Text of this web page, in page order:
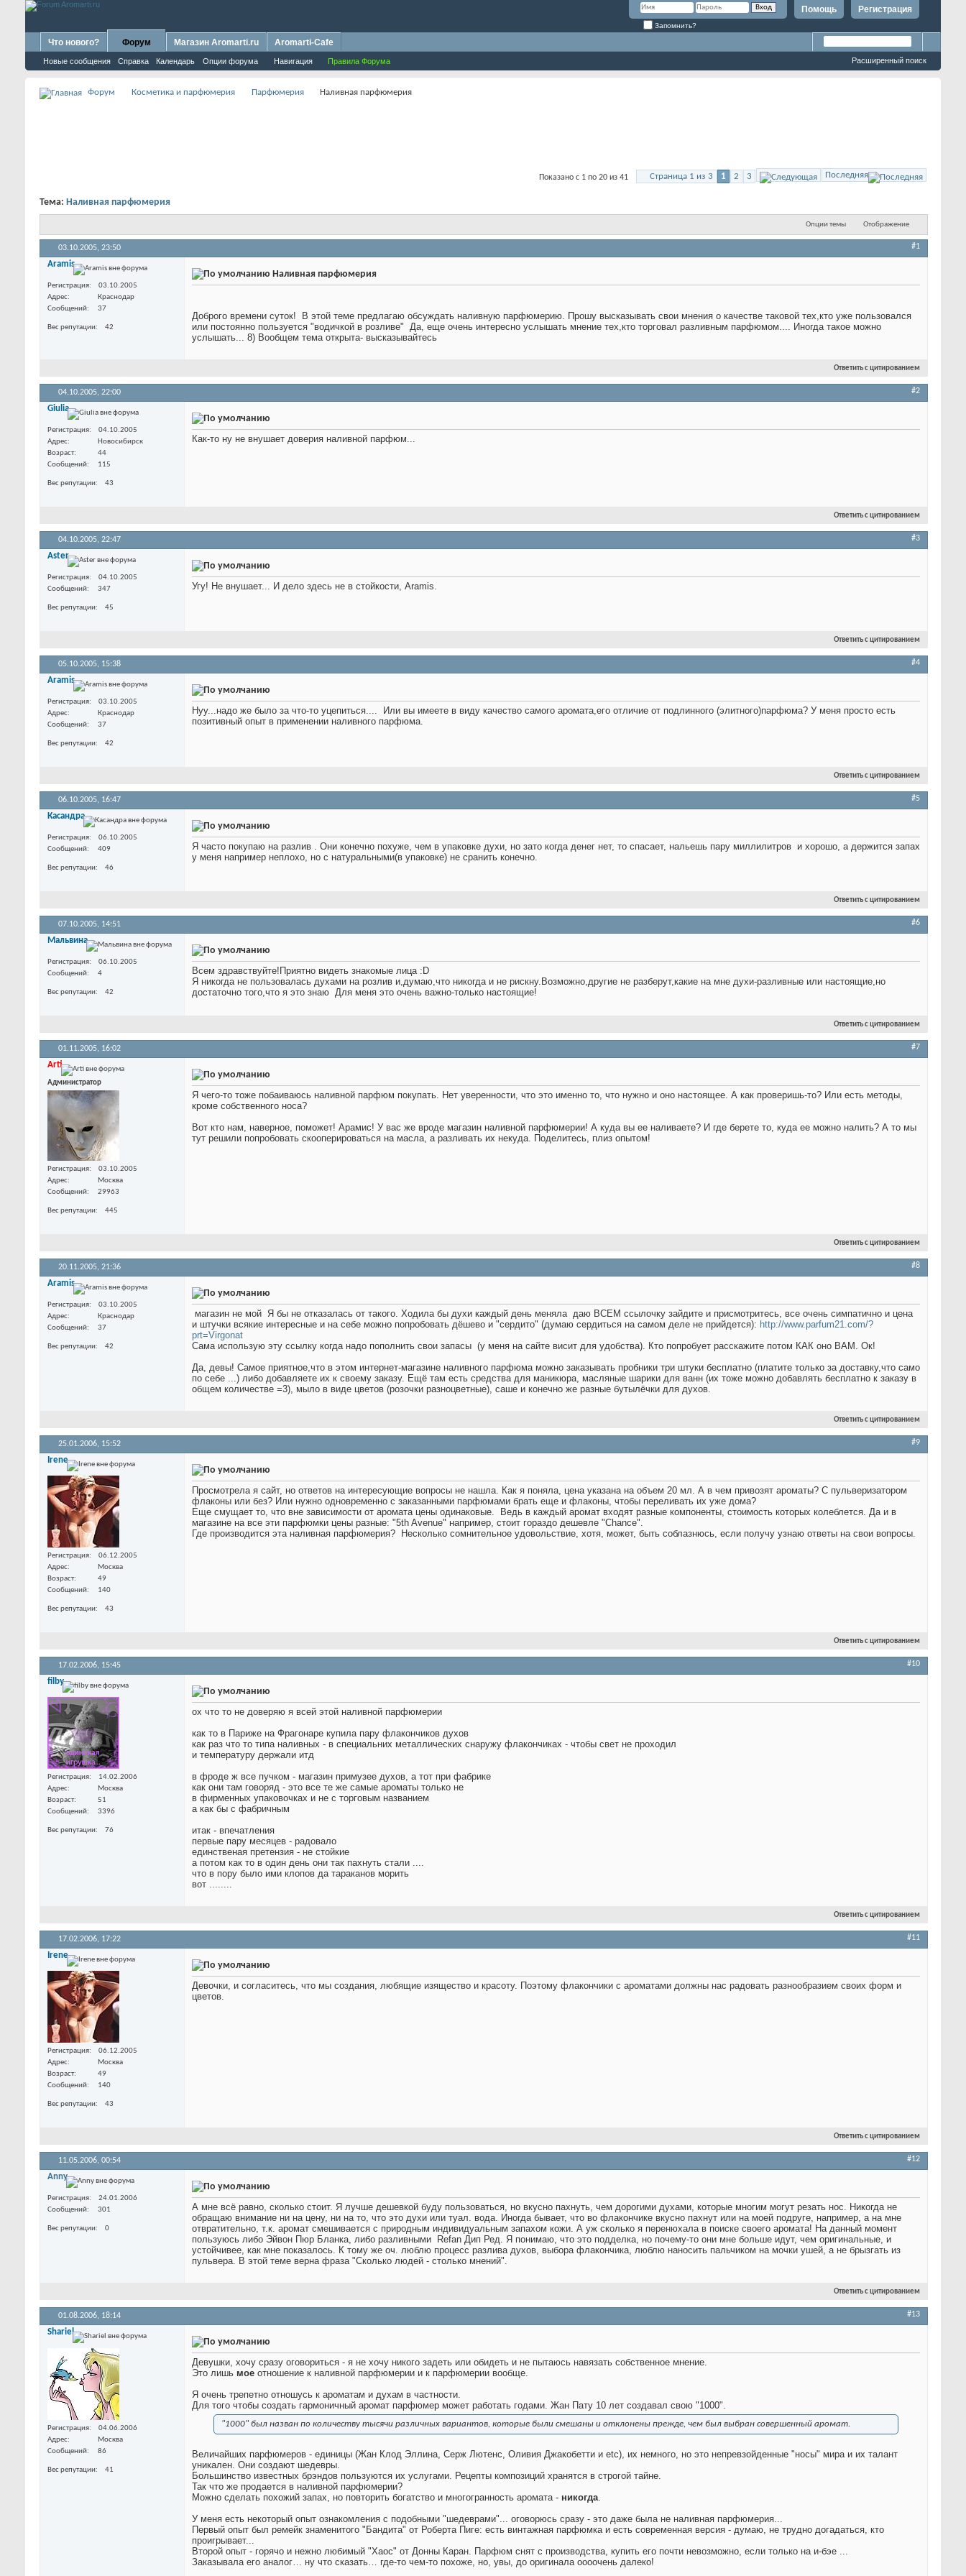
Регистрация
Помощь
Запомнить?
Что нового? Форум
Новые сообщения Справка Календарь Опции форума Навигация Правила Форума
Магазин Aromarti.ru Aromarti-Cafe
Расширенный поиск
Форум Косметика и парфюмерия Парфюмерия Наливная парфюмерия
Страница 1 из 3 1 2 3 Последняя
Показано с 1 по 20 из 41
Тема: Наливная парфюмерия
Опции темы Отображение
03.10.2005, 23:50 #1
Aramis
Регистрация
03.10.2005
Адрес
Краснодар
Сообщений
37
Вес репутации 42
Наливная парфюмерия
Доброго времени суток!
В этой теме предлагаю обсуждать наливную парфюмерию. Прошу высказывать свои мнения о качестве таковой тех,кто уже пользовался
или постоянно пользуется "водичкой в розливе" Да, еще очень интересно услышать мнение тех,кто торговал разливным парфюмом.... Иногда такое можно
услышать... 8) Вообщем тема открыта- высказывайтесь
Ответить с цитированием
04.10.2005, 22:00 #2
Giulia
Регистрация
04.10.2005
Адрес
Новосибирск
Возраст
44
Сообщений
115
Вес репутации 43
Как-то ну не внушает доверия наливной парфюм...
Ответить с цитированием
04.10.2005, 22:47 #3
Aster
Регистрация
04.10.2005
Сообщений
347
Вес репутации 45
Угу! Не внушает... И дело здесь не в стойкости, Aramis.
Ответить с цитированием
05.10.2005, 15:38 #4
Aramis
Регистрация
03.10.2005
Адрес
Краснодар
Сообщений
37
Вес репутации 42
Нуу...надо же было за что-то уцепиться....
Или вы имеете в виду качество самого аромата,его отличие от подлинного (элитного)парфюма? У меня просто есть
позитивный опыт в применении наливного парфюма.
Ответить с цитированием
06.10.2005, 16:47 #5
Касандра
Регистрация
06.10.2005
Сообщений
409
Вес репутации 46
Я часто покупаю на разлив . Они конечно похуже, чем в упаковке духи, но зато когда денег нет, то спасает, нальешь пару миллилитров и хорошо, а держится запах
у меня например неплохо, но с натуральными(в упаковке) не сранить конечно.
Ответить с цитированием
07.10.2005, 14:51 #6
Мальвина
Регистрация
06.10.2005
Сообщений
4
Вес репутации 42
Всем здравствуйте!Приятно видеть знакомые лица :D
Я никогда не пользовалась духами на розлив и,думаю,что никогда и не рискну.Возможно,другие не разберут,какие на мне духи-разливные или настоящие,но
достаточно того,что я это знаю Для меня это очень важно-только настоящие!
Ответить с цитированием
01.11.2005, 16:02 #7
Arti
Администратор
Регистрация
03.10.2005
Адрес
Москва
Сообщений
29963
Вес репутации 445
Я чего-то тоже побаиваюсь наливной парфюм покупать. Нет уверенности, что это именно то, что нужно и оно настоящее. А как проверишь-то? Или есть методы,
кроме собственного носа?
Вот кто нам, наверное, поможет! Арамис! У вас же вроде магазин наливной парфюмерии! А куда вы ее наливаете? И где берете то, куда ее можно налить? А то мы
тут решили попробовать скооперироваться на масла, а разливать их некуда. Поделитесь, плиз опытом!
Ответить с цитированием
20.11.2005, 21:36 #8
Aramis
Регистрация
03.10.2005
Адрес
Краснодар
Сообщений
37
Вес репутации 42
магазин не мой Я бы не отказалась от такого. Ходила бы духи каждый день меняла даю ВСЕМ ссылочку зайдите и присмотритесь, все очень симпатично и цена
и штучки всякие интересные и на себе можно попробовать дёшево и "сердито" (думаю сердиться на самом деле не прийдется): http://www.parfum21.com/?
prt=Virgonat
Сама использую эту ссылку когда надо пополнить свои запасы (у меня на сайте висит для удобства). Кто попробует расскажите потом КАК оно ВАМ. Ок!
Да, девы! Самое приятное,что в этом интернет-магазине наливного парфюма можно заказывать пробники три штуки бесплатно (платите только за доставку,что само
по себе ...) либо добавляете их к своему заказу. Ещё там есть средства для маникюра, масляные шарики для ванн (их тоже можно добавлять бесплатно к заказу в
общем количестве =3), мыло в виде цветов (розочки разноцветные), саше и конечно же разные бутылёчки для духов.
Ответить с цитированием
25.01.2006, 15:52 #9
Irene
Регистрация
06.12.2005
Адрес
Москва
Возраст
49
Сообщений
140
Вес репутации 43
Просмотрела я сайт, но ответов на интересующие вопросы не нашла. Как я поняла, цена указана на объем 20 мл. А в чем привозят ароматы? С пульверизатором
флаконы или без? Или нужно одновременно с заказанными парфюмами брать еще и флаконы, чтобы переливать их уже дома?
Еще смущает то, что вне зависимости от аромата цены одинаковые.
Ведь в каждый аромат входят разные компоненты, стоимость которых колеблется. Да и в
магазине на все эти парфюмки цены разные: "5th Avenue" например, стоит гораздо дешевле "Chance".
Где производится эта наливная парфюмерия? Несколько сомнительное удовольствие, хотя, может, быть соблазнюсь, если получу узнаю ответы на свои вопросы.
Ответить с цитированием
17.02.2006, 15:45 #10
filby
Регистрация
14.02.2006
Адрес
Москва
Возраст
51
Сообщений
3396
Вес репутации 76
ох что то не доверяю я всей этой наливной парфюмерии
как то в Париже на Фрагонаре купила пару флакончиков духов
как раз что то типа наливных - в специальних металлических снаружу флакончиках - чтобы свет не проходил
и температуру держали итд
в фроде ж все пучком - магазин примузее духов, а тот при фабрике
как они там говоряд - это все те же самые ароматы только не
в фирменных упаковочках и не с торговым названием
а как бы с фабричным
итак - впечатления
первые пару месяцев - радовало
единственая претензия - не стойкие
а потом как то в один день они так пахнуть стали ....
что в пору было ими клопов да тараканов морить
вот ........
Ответить с цитированием
17.02.2006, 17:22 #11
Irene
Регистрация
06.12.2005
Адрес
Москва
Возраст
49
Сообщений
140
Вес репутации 43
Девочки, и согласитесь, что мы создания, любящие изящество и красоту. Поэтому флакончики с ароматами должны нас радовать разнообразием своих форм и
цветов.
Ответить с цитированием
11.05.2006, 00:54 #12
Anny
Регистрация
24.01.2006
Сообщений
301
Вес репутации 0
А мне всё равно, сколько стоит. Я лучше дешевкой буду пользоваться, но вкусно пахнуть, чем дорогими духами, которые многим могут резать нос. Никогда не
обращаю внимание ни на цену, ни на то, что это духи или туал. вода. Иногда бывает, что во флакончике вкусно пахнут или на моей подруге, например, а на мне
отвратительно, т.к. аромат смешивается с природным индивидуальным запахом кожи. А уж сколько я перенюхала в поиске своего аромата! На данный момент
пользуюсь либо Эйвон Пюр Бланка, либо разливными
Refan Дип Ред. Я понимаю, что это подделка, но почему-то они мне больше идут, чем оригинальные, и
устойчивее, как мне показалось. К тому же оч. люблю процесс разлива духов, выбора флакончика, люблю наносить пальчиком на мочки ушей, а не брызгать из
пульвера. В этой теме верна фраза "Сколько людей - столько мнений".
Ответить с цитированием
01.08.2006, 18:14 #13
Shariel
Регистрация
04.06.2006
Адрес
Москва
Сообщений
86
Вес репутации 41
Девушки, хочу сразу оговориться - я не хочу никого задеть или обидеть и не пытаюсь навязать собственное мнение.
Это лишь мое отношение к наливной парфюмерии и к парфюмерии вообще.
Я очень трепетно отношусь к ароматам и духам в частности.
Для того чтобы создать гармоничный аромат парфюмер может работать годами. Жан Пату 10 лет создавал свою "1000".
"1000" был назван по количеству тысячи различных вариантов, которые были смешаны и отклонены прежде, чем был выбран совершенный аромат.
Величайших парфюмеров - единицы (Жан Клод Эллина, Серж Лютенс, Оливия Джакобетти и etc), их немного, но это непревзойденные "носы" мира и их талант
уникален. Они создают шедевры.
Большинство известных брэндов пользуются их услугами. Рецепты композиций хранятся в строгой тайне.
Так что же продается в наливной парфюмерии?
Можно сделать похожий запах, но повторить богатство и многогранность аромата - никогда.
У меня есть некоторый опыт ознакомления с подобными "шедеврами"... оговорюсь сразу - это даже была не наливная парфюмерия...
Первый опыт был ремейк знаменитого "Бандита" от Роберта Пиге: есть винтажная парфюмка и есть современная версия - думаю, не трудно догадаться, кто
проигрывает...
Второй опыт - горячо и нежно любимый "Хаос" от Донны Каран. Парфюм снят с производства, купить его почти невозможно, если только на и-бэе ...
Заказывала его аналог… ну что сказать… где-то чем-то похоже, но, увы, до оригинала оооочень далеко!